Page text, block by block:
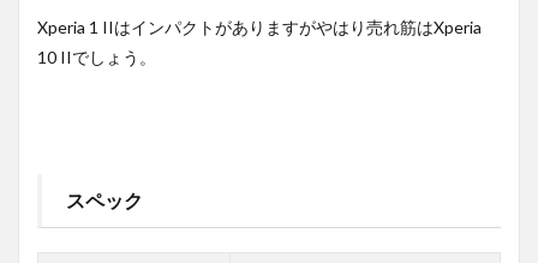
Xperia 1 IIはインパクトがありますがやはり売れ筋はXperia
10 IIでしょう。
スペック